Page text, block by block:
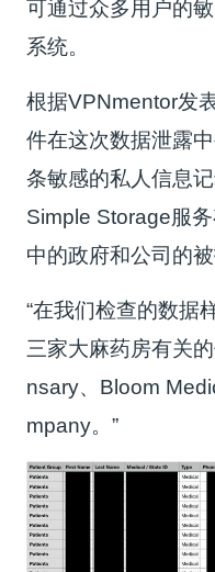
可通过众多用户的
系统。
根据VPNmentor发
件在这次数据泄露
条敏感的私人信息
Simple Storage服
中的政府和公司的
“在我们检查的数据
三家大麻药房有关
nsary、Bloom
mpany。”